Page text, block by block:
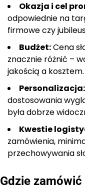
Okazja i cel
odpowiednie na
firmowe czy
Budżet:Cena
znacznie różnić –
jakością a kosztem.
Personalizacja:
dostosowania
była dobrze
Kwestie
zamówienia,
przechowywania
Gdzie